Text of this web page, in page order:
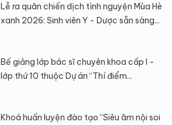
Lễ ra quân chiến dịch tình nguyện Mùa Hè
xanh 2026: Sinh viên Y - Dược sẵn sàng...
Bế giảng lớp bác sĩ chuyên khoa cấp I -
lớp thứ 10 thuộc Dự án “Thí điểm...
Khoá huấn luyện đào tạo “Siêu âm nội soi